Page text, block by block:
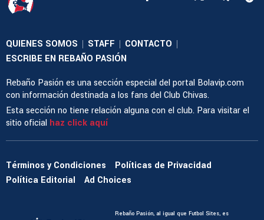
QUIENES SOMOS | STAFF | CONTACTO |
ESCRIBE EN REBAÑO PASIÓN
Rebaño Pasión es una sección especial del portal Bolavip.com
con información destinada a los fans del Club Chivas.
Esta sección no tiene relación alguna con el club. Para visitar el
sitio oficial haz click aquí
Términos y Condiciones
Políticas de Privacidad
Política Editorial
Ad Choices
Rebaño Pasión, al igual que Futbol Sites, es